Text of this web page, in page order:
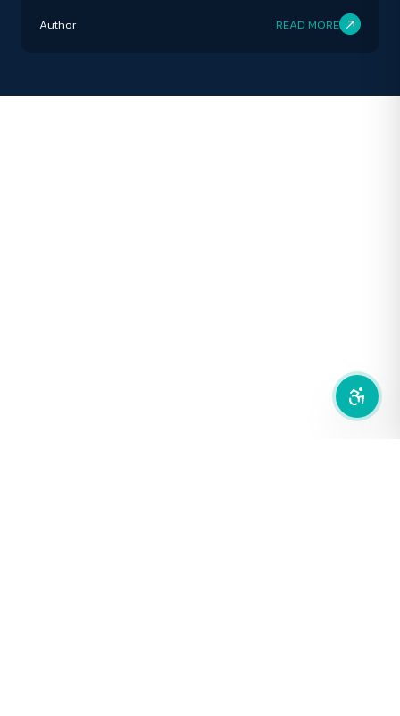
ก่อสร้างซึ่งเป็นบริษัทร่วมทุนระหว่างไชน่าเรลเวย์นัมเบอร์ 10
Author READ MORE
Deutan Tritan